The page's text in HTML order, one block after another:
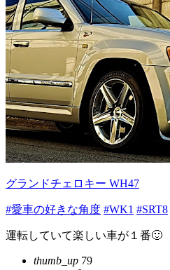
グランドチェロキー WH47
#愛車の好きな角度 #WK1 #SRT8
運転していて楽しい車が１番🙂
thumb_up 79